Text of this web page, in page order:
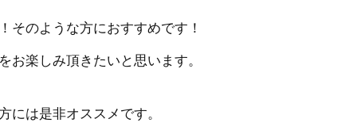
そのような方におすすめです！
楽しみ頂きたいと思います。
には是非オススメです。